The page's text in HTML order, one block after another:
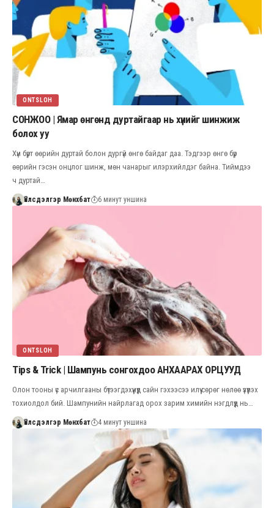
ONTSLOH
СОНЖОО | Ямар өнгөнд дуртайгаар нь хүнийг шинжиж
болох уу
Хүн бүрт өөрийн дуртай болон дургүй өнгө байдаг даа. Тэдгээр өнгө бүр
өөрийн гэсэн онцлог шинж, мөн чанарыг илэрхийлдэг байна. Тиймдээ
ч дуртай…
Үйлсдэлгэр Мөнхбат 6 минут уншина
ONTSLOH
Tips & Trick | Шампунь сонгохдоо АНХААРАХ ОРЦУУД
Олон тооны үс арчилгааны бүтээгдэхүүнүүд сайн гэхээсээ илүү сөрөг нөлөө үзүүлэх
тохиолдол бий. Шампунийн найрлагад орох зарим химийн нэгдлүүд нь…
Үйлсдэлгэр Мөнхбат 4 минут уншина